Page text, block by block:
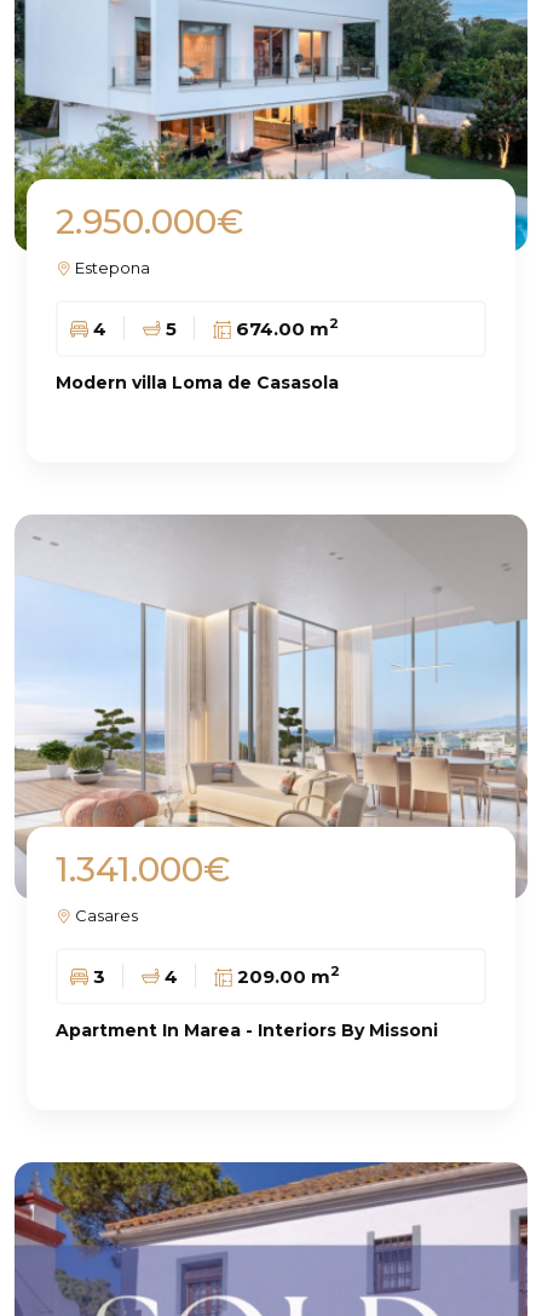
2.950.000€
Estepona
4 5 674.00 m2
Modern villa Loma de Casasola
1.341.000€
Casares
3 4 209.00 m2
Apartment In Marea - Interiors By Missoni